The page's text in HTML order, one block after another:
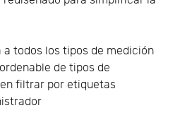
a todos los tipos de medición
de tipos de
filtrar por etiquetas